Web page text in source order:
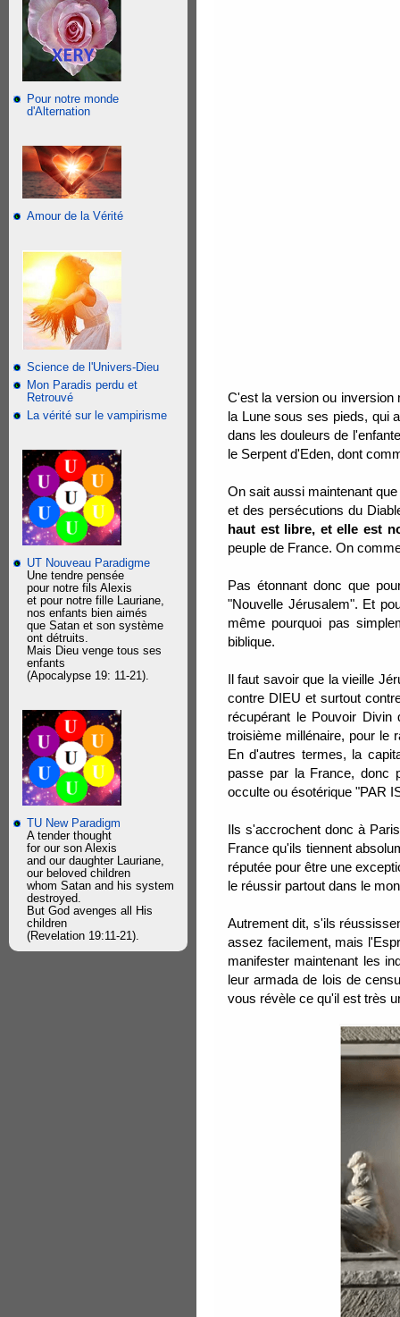
Pour notre monde
d'Alternation
Amour de la Vérité
Science de l'Univers-Dieu
Mon Paradis perdu et
Retrouvé
La vérité sur le vampirisme
UT Nouveau Paradigme
Une tendre pensée
pour notre fils Alexis
et pour notre fille Lauriane,
nos enfants bien aimés
que Satan et son système
ont détruits.
Mais Dieu venge tous ses
enfants
(Apocalypse 19: 11-21).
TU New Paradigm
A tender thought
for our son Alexis
and our daughter Lauriane,
our beloved children
whom Satan and his system
destroyed.
But God avenges all His
children
(Revelation 19:11-21).
C'est la version ou inversion
la Lune sous ses pieds, qui
dans les douleurs de
le Serpent d'Eden, dont
On sait aussi maintenant
et des persécutions du
haut est libre, et elle est
peuple de France. On
Pas étonnant donc que
"Nouvelle Jérusalem". Et
même pourquoi pas
biblique.
Il faut savoir que la vieille
contre DIEU et surtout
récupérant le Pouvoir
troisième millénaire, pour le
En d'autres termes, la
passe par la France, donc
occulte ou ésotérique "PAR
Ils s'accrochent donc à
France qu'ils tiennent
réputée pour être une
le réussir partout dans le
Autrement dit, s'ils
assez facilement, mais
manifester maintenant les
leur armada de lois de
vous révèle ce qu'il est très